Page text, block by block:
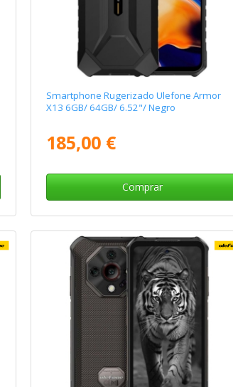
Smartphone Rugerizado Ulefone Armor
X13 6GB/ 64GB/ 6.52"/ Negro
185,00 €
Comprar